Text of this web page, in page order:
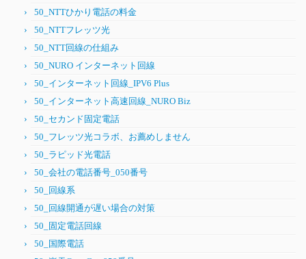
50_NTTひかり電話の料金
50_NTTフレッツ光
50_NTT回線の仕組み
50_NURO インターネット回線
50_インターネット回線_IPV6 Plus
50_インターネット高速回線_NURO Biz
50_セカンド固定電話
50_フレッツ光コラボ、お薦めしません
50_ラピッド光電話
50_会社の電話番号_050番号
50_回線系
50_回線開通が遅い場合の対策
50_固定電話回線
50_国際電話